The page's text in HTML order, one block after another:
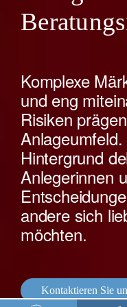
Komplexe
und eng
Risiken
Hintergrund
Anlegerinnen
andere sich
möchten.
Kontaktieren Sie